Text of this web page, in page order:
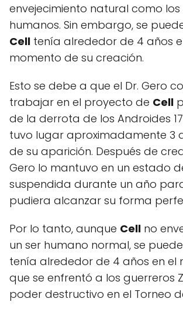
envejecimiento natural como los
humanos. Sin embargo, se
Cell tenía alrededor de 4 años
momento de su creación.
Esto se debe a que el Dr. Gero
trabajar en el proyecto de Cell
de la derrota de los Androides 17
tuvo lugar aproximadamente 3
de su aparición. Después de
Gero lo mantuvo en un estado
suspendida durante un año
pudiera alcanzar su forma
Por lo tanto, aunque Cell no
un ser humano normal, se
tenía alrededor de 4 años en el
que se enfrentó a los guerreros
poder destructivo en el Torneo